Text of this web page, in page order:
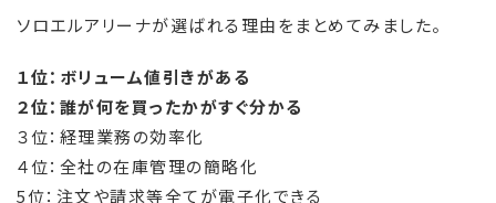
ソロエルアリーナが選ばれる理由をまとめてみました。
１位：ボリューム値引きがある
２位：誰が何を買ったかがすぐ分かる
３位：経理業務の効率化
４位：全社の在庫管理の簡略化
5位：注文や請求等全てが電子化できる